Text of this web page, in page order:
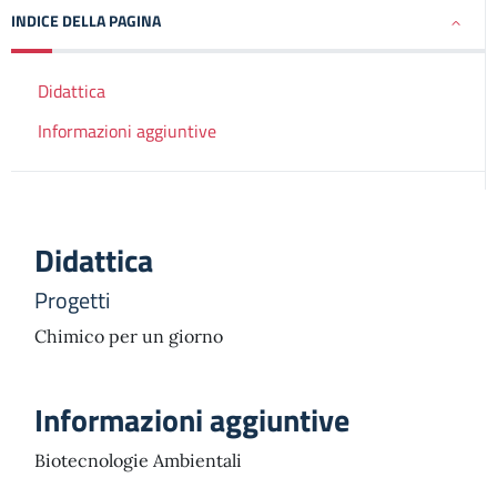
INDICE DELLA PAGINA
Didattica
Informazioni aggiuntive
Didattica
Progetti
Chimico per un giorno
Informazioni aggiuntive
Biotecnologie Ambientali